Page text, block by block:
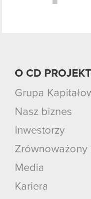
O CD PROJEKT
Grupa
Nasz biznes
Inwestorzy
Zrównoważony
Media
Kariera